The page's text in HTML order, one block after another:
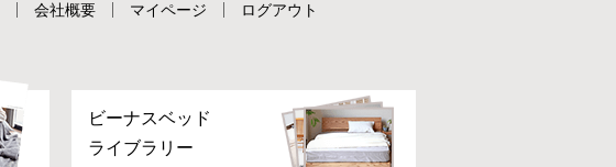
会社概要 マイページ ログアウト
ビーナスベッド
ライブラリー